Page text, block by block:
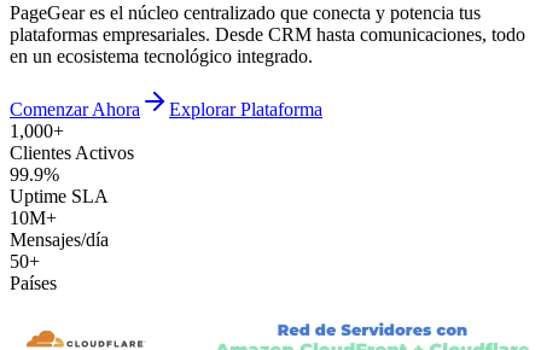
PageGear es el núcleo centralizado que conecta y potencia tus
plataformas empresariales. Desde CRM hasta comunicaciones, todo
en un ecosistema tecnológico integrado.
Comenzar Ahora
Explorar Plataforma
1,000+
Clientes Activos
99.9%
Uptime SLA
10M+
Mensajes/día
50+
Países